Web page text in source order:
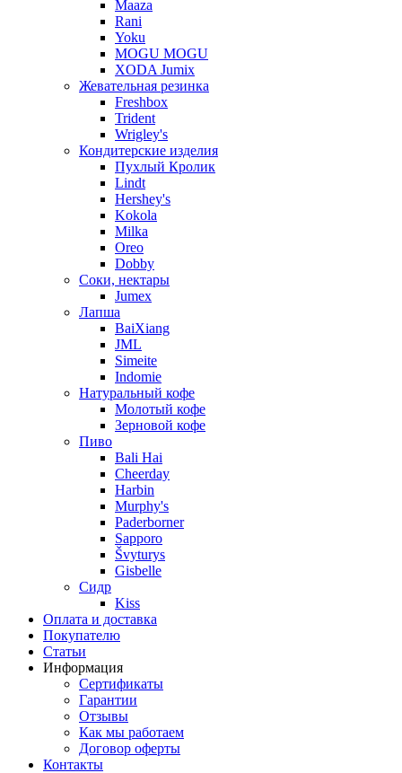
Maaza
Rani
Yoku
MOGU MOGU
XODA Jumix
Жевательная резинка
Freshbox
Trident
Wrigley's
Кондитерские изделия
Пухлый Кролик
Lindt
Hershey's
Kokola
Milka
Oreo
Dobby
Соки, нектары
Jumex
Лапша
BaiXiang
JML
Simeite
Indomie
Натуральный кофе
Молотый кофе
Зерновой кофе
Пиво
Bali Hai
Cheerday
Harbin
Murphy's
Paderborner
Sapporo
Švyturys
Gisbelle
Сидр
Kiss
Оплата и доставка
Покупателю
Статьи
Информация
Сертификаты
Гарантии
Отзывы
Как мы работаем
Договор оферты
Контакты